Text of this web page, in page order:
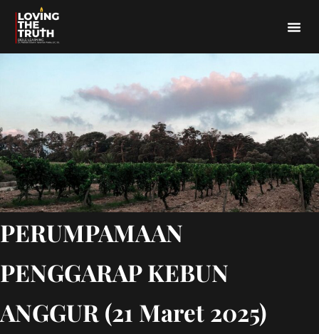
PERUMPAMAAN
PENGGARAP KEBUN
ANGGUR (21 Maret 2025)